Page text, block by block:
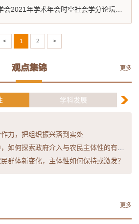
林聚任：中国社会学会2021年学术年会时空社会学分论坛的新特点
< 1 2 >
更多
观点集锦
学科发展
力，把组织振兴落到实处
王春光：精准扶贫中，如何探索政府介入与农民主体性的有效互动？
群体新变化，主体性如何保持或激发？
更多